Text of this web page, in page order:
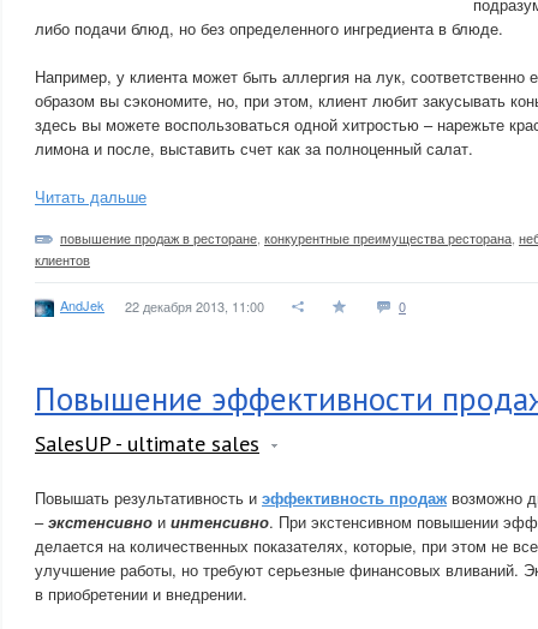
либо подачи блюд, но без определенного ингредиента в блюде.
Например, у клиента может быть аллергия на лук, соответственно
образом вы сэкономите, но, при этом, клиент любит закусывать
здесь вы можете воспользоваться одной хитростью – нарежьте
лимона и после, выставить счет как за полноценный салат.
Читать дальше
повышение продаж в ресторане конкурентные преимущества ресторана
клиентов
AndJek 22 декабря 2013, 11:00 0
Повышение эффективности
SalesUP - ultimate sales
Повышать результативность и эффективность продаж возможно
–экстенсивно и интенсивно. При экстенсивном повышении
делается на количественных показателях, которые, при этом не
улучшение работы, но требуют серьезные финансовых вливаний.
в приобретении и внедрении.